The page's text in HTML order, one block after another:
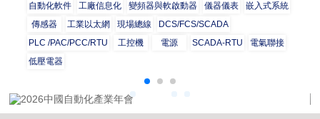
自動化軟件
工廠信息化 變頻器與軟啟動器 儀器儀表
嵌入式系統
傳感器
工業以太網 現場總線
DCS/FCS/SCADA
PLC /PAC/PCC/RTU
工控機 電源 SCADA-RTU
電氣聯接
低壓電器